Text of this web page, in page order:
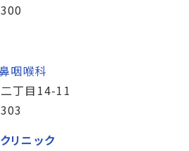
咽喉科
丁目14-11
リニック